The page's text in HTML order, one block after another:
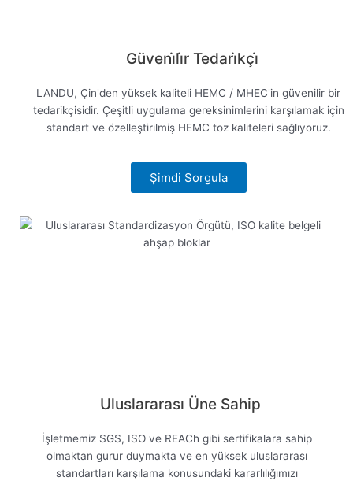
Güveni̇li̇r Tedari̇kçi̇
LANDU, Çin'den yüksek kaliteli HEMC / MHEC'in güvenilir bir
tedarikçisidir. Çeşitli uygulama gereksinimlerini karşılamak için
standart ve özelleştirilmiş HEMC toz kaliteleri sağlıyoruz.
Şimdi Sorgula
Uluslararası Üne Sahip
İşletmemiz SGS, ISO ve REACh gibi sertifikalara sahip
olmaktan gurur duymakta ve en yüksek uluslararası
standartları karşılama konusundaki kararlılığımızı